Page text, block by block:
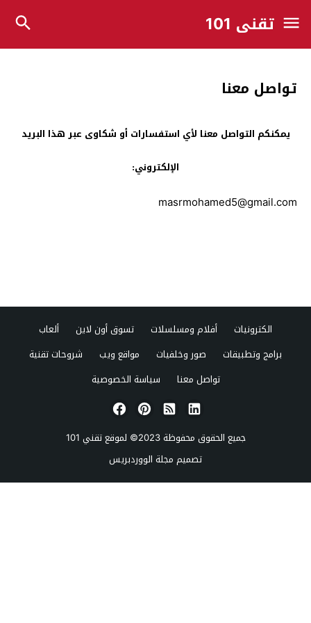
تقني 101
تواصل معنا
يمكنكم التواصل معنا لأي استفسارات أو شكاوى عبر هذا البريد
الإلكتروني:
masrmohamed5@gmail.com
الكترونيات أفلام ومسلسلات تسوق أون لاين
ألعاب
برامج وتطبيقات
صور وخلفيات مواقع ويب
شروحات تقنية
تواصل معنا
سياسة الخصوصية
جميع الحقوق محفوظة 2023© لموقع
تقني 101
تصميم مجلة الووردبريس